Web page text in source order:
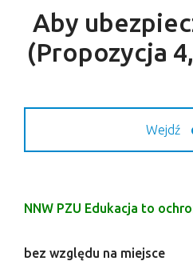
Aby
(Propozycja
Wejdź
NNW PZU Edukacja to
bez względu na miejsce